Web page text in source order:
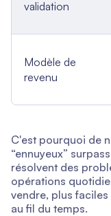
validation
Modèle de
revenu
C'est pourquoi de
“ennuyeux”
résolvent des
opérations
vendre, plus
au fil du temps.